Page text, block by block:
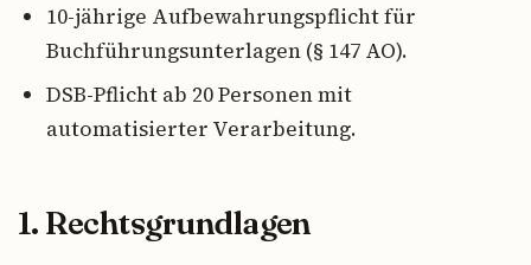
10-jährige Aufbewahrungspflicht für
Buchführungsunterlagen (§ 147 AO).
DSB-Pflicht ab 20 Personen mit
automatisierter Verarbeitung.
1. Rechtsgrundlagen